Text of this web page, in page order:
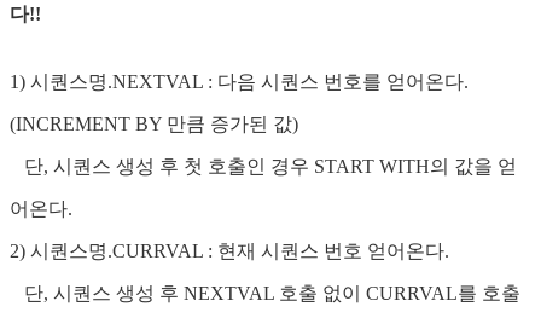
다!!
1) 시퀀스명.NEXTVAL : 다음 시퀀스 번호를 얻어온다.
(INCREMENT BY 만큼 증가된 값)
단, 시퀀스 생성 후 첫 호출인 경우 START WITH의 값을 얻
어온다.
2) 시퀀스명.CURRVAL : 현재 시퀀스 번호 얻어온다.
단, 시퀀스 생성 후 NEXTVAL 호출 없이 CURRVAL를 호출